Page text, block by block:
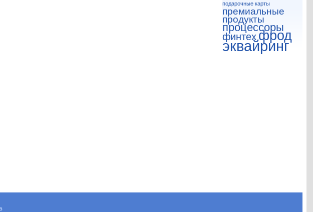
подарочные карты
премиальные
продукты
процессоры
финтехфрод
эквайринг